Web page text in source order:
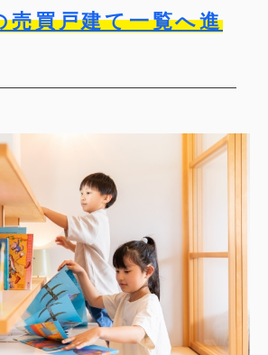
売買戸建て一覧へ進